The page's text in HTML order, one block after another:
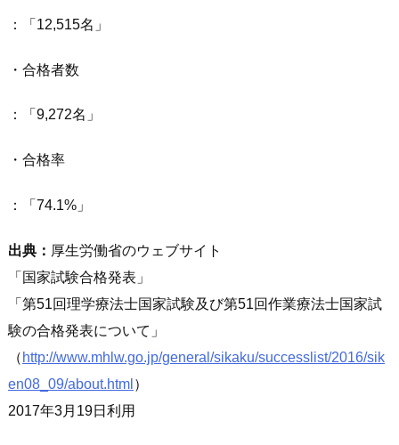
： 12,515名
・合格者数
： 9,272名
・合格率
： 74.1%
出典： 厚生労働省のウェブサイト
国家試験合格発表
第51回理学療法士国家試験及び第51回作業療法士国家試
験の合格発表について
（ http://www.mhlw.go.jp/general/sikaku/successlist/2016/sik
en08_09/about.html ）
2017年3月19日利用